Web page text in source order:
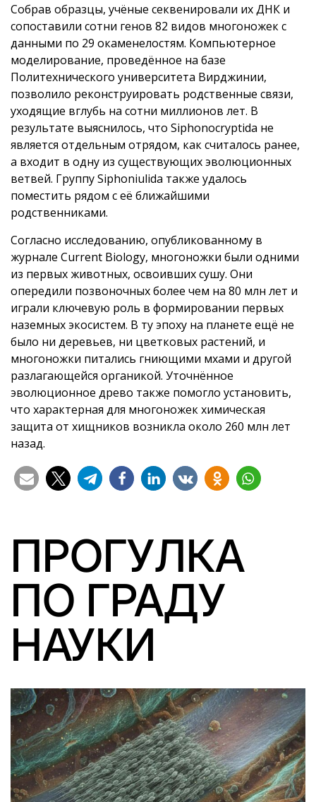
Собрав образцы, учёные секвенировали их ДНК и
сопоставили сотни генов 82 видов многоножек с
данными по 29 окаменелостям. Компьютерное
моделирование, проведённое на базе
Политехнического университета Вирджинии,
позволило реконструировать родственные связи,
уходящие вглубь на сотни миллионов лет. В
результате выяснилось, что Siphonocryptida не
является отдельным отрядом, как считалось ранее,
а входит в одну из существующих эволюционных
ветвей. Группу Siphoniulida также удалось
поместить рядом с её ближайшими
родственниками.
Согласно исследованию, опубликованному в
журнале Current Biology, многоножки были одними
из первых животных, освоивших сушу. Они
опередили позвоночных более чем на 80 млн лет и
играли ключевую роль в формировании первых
наземных экосистем. В ту эпоху на планете ещё не
было ни деревьев, ни цветковых растений, и
многоножки питались гниющими мхами и другой
разлагающейся органикой. Уточнённое
эволюционное древо также помогло установить,
что характерная для многоножек химическая
защита от хищников возникла около 260 млн лет
назад.
ПРОГУЛКА
ПО ГРАДУ
НАУКИ